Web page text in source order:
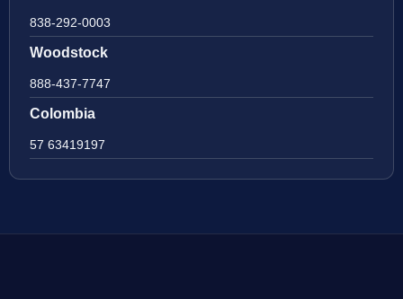
838-292-0003
Woodstock
888-437-7747
Colombia
57 63419197